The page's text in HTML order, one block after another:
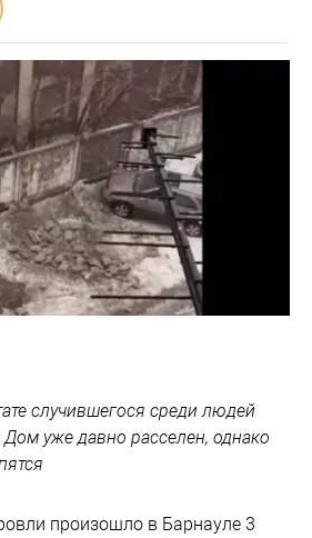
случившегося среди людей
Дом уже давно расселен, однако
произошло в Барнауле 3